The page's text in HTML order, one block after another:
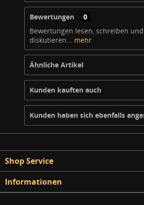
Bewertungen
0
Bewertungen lesen, schreiben und
diskutieren... mehr
Ähnliche Artikel
Kunden kauften auch
Kunden haben sich ebenfalls
Shop Service
Informationen